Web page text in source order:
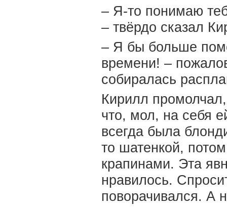
– Я-то понимаю
– твёрдо сказал
– Я бы больше
времени! –
собиралась
Кирилл
что, мол, на себя
всегда была
то шатенкой,
крапинами. Эта
нравилось.
поворачивался. А